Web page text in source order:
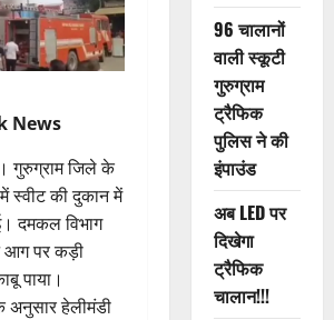
News
गुरुग्राम जिले के
स्वीट की दुकान में
दमकल विभाग
आग पर कड़ी
पाया।
अनुसार हेलीमंडी
96 चालानों
वाली स्कूटी
गुरुग्राम
ट्रैफिक
पुलिस ने की
इंपाउंड
अब LED पर
दिखेगा
ट्रैफिक
चालान!!!